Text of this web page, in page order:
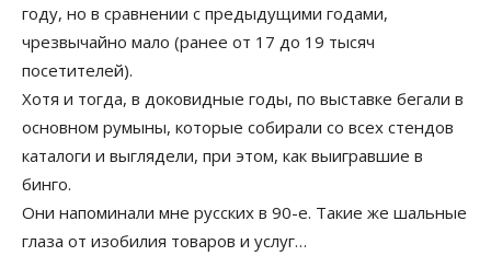
году, но в сравнении с предыдущими годами,
чрезвычайно мало (ранее от 17 до 19 тысяч
посетителей).
Хотя и тогда, в доковидные годы, по выставке бегали в
основном румыны, которые собирали со всех стендов
каталоги и выглядели, при этом, как выигравшие в
бинго.
Они напоминали мне русских в 90-е. Такие же шальные
глаза от изобилия товаров и услуг…